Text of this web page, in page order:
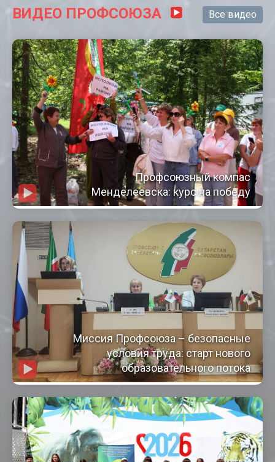
ВИДЕО ПРОФСОЮЗА Все видео
Профсоюзный компас
Менделеевска: курс на победу
Миссия Профсоюза – безопасные
условия труда: старт нового
образовательного потока